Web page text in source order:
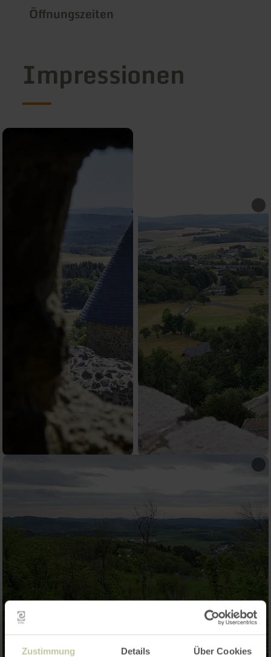
Zustimmung Details Über Cookies
Öffnungszeiten
Impressionen